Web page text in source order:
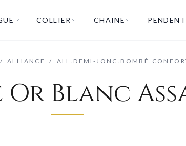
COLLIER CHAINE
/ ALLIANCE / ALL.DEMI-
Blanc